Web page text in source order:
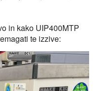
in kako UIP400MTP
te izzive: